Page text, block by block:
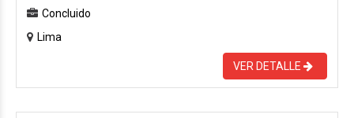
Concluido
Lima
VER DETALLE